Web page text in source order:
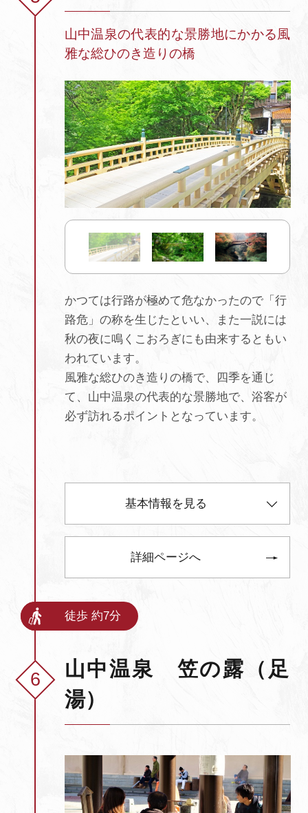
山中温泉の代表的な景勝地にかかる風
雅な総ひのき造りの橋
かつては行路が極めて危なかったので「行
路危」の称を生じたといい、また一説には
秋の夜に鳴くこおろぎにも由来するともい
われています。
風雅な総ひのき造りの橋で、四季を通じ
て、山中温泉の代表的な景勝地で、浴客が
必ず訪れるポイントとなっています。
基本情報を見る
詳細ページへ
徒歩 約7分
山中温泉 笠の露（足
湯）